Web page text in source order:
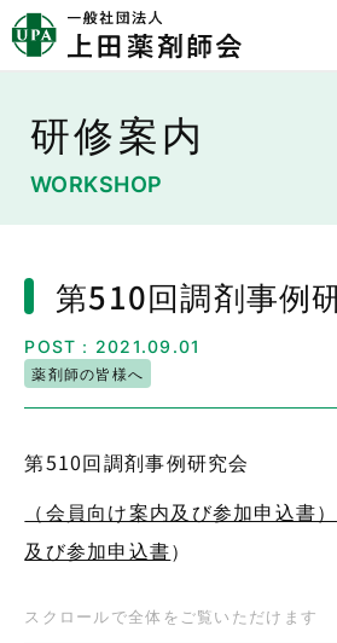
研修案内
WORKSHOP
第510回調剤事例
POST：2021.09.01
薬剤師の皆様へ
第510回調剤事例研究会
（会員向け案内及び参加申込書）
及び参加申込書）